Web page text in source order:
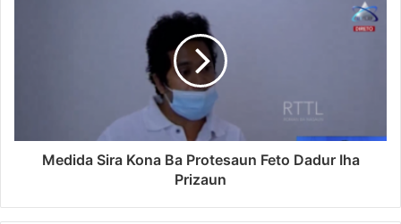
Medida Sira Kona Ba Protesaun Feto Dadur Iha
Prizaun